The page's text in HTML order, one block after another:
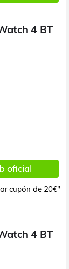
4 BT
oficial
cupón de 20€"
4 BT